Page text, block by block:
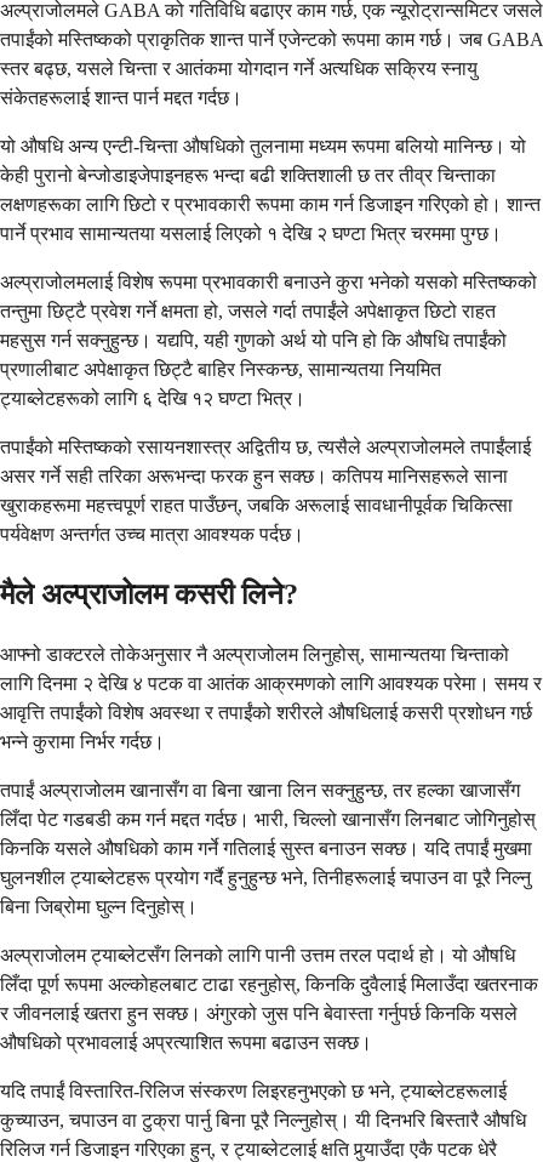
अल्प्राजोलमले GABA को गतिविधि बढाएर काम गर्छ, एक न्यूरोट्रान्समिटर जसले
तपाईंको मस्तिष्कको प्राकृतिक शान्त पार्ने एजेन्टको रूपमा काम गर्छ। जब GABA
स्तर बढ्छ, यसले चिन्ता र आतंकमा योगदान गर्ने अत्यधिक सक्रिय स्नायु
संकेतहरूलाई शान्त पार्न मद्दत गर्दछ।
यो औषधि अन्य एन्टी-चिन्ता औषधिको तुलनामा मध्यम रूपमा बलियो मानिन्छ। यो
केही पुरानो बेन्जोडाइजेपाइनहरू भन्दा बढी शक्तिशाली छ तर तीव्र चिन्ताका
लक्षणहरूका लागि छिटो र प्रभावकारी रूपमा काम गर्न डिजाइन गरिएको हो। शान्त
पार्ने प्रभाव सामान्यतया यसलाई लिएको १ देखि २ घण्टा भित्र चरममा पुग्छ।
अल्प्राजोलमलाई विशेष रूपमा प्रभावकारी बनाउने कुरा भनेको यसको मस्तिष्कको
तन्तुमा छिट्टै प्रवेश गर्ने क्षमता हो, जसले गर्दा तपाईंले अपेक्षाकृत छिटो राहत
महसुस गर्न सक्नुहुन्छ। यद्यपि, यही गुणको अर्थ यो पनि हो कि औषधि तपाईंको
प्रणालीबाट अपेक्षाकृत छिट्टै बाहिर निस्कन्छ, सामान्यतया नियमित
ट्याब्लेटहरूको लागि ६ देखि १२ घण्टा भित्र।
तपाईंको मस्तिष्कको रसायनशास्त्र अद्वितीय छ, त्यसैले अल्प्राजोलमले तपाईंलाई
असर गर्ने सही तरिका अरूभन्दा फरक हुन सक्छ। कतिपय मानिसहरूले साना
खुराकहरूमा महत्त्वपूर्ण राहत पाउँछन्, जबकि अरूलाई सावधानीपूर्वक चिकित्सा
पर्यवेक्षण अन्तर्गत उच्च मात्रा आवश्यक पर्दछ।
मैले अल्प्राजोलम कसरी लिने?
आफ्नो डाक्टरले तोकेअनुसार नै अल्प्राजोलम लिनुहोस्, सामान्यतया चिन्ताको
लागि दिनमा २ देखि ४ पटक वा आतंक आक्रमणको लागि आवश्यक परेमा। समय र
आवृत्ति तपाईंको विशेष अवस्था र तपाईंको शरीरले औषधिलाई कसरी प्रशोधन गर्छ
भन्ने कुरामा निर्भर गर्दछ।
तपाईं अल्प्राजोलम खानासँग वा बिना खाना लिन सक्नुहुन्छ, तर हल्का खाजासँग
लिँदा पेट गडबडी कम गर्न मद्दत गर्दछ। भारी, चिल्लो खानासँग लिनबाट जोगिनुहोस्
किनकि यसले औषधिको काम गर्ने गतिलाई सुस्त बनाउन सक्छ। यदि तपाईं मुखमा
घुलनशील ट्याब्लेटहरू प्रयोग गर्दै हुनुहुन्छ भने, तिनीहरूलाई चपाउन वा पूरै निल्नु
बिना जिब्रोमा घुल्न दिनुहोस्।
अल्प्राजोलम ट्याब्लेटसँग लिनको लागि पानी उत्तम तरल पदार्थ हो। यो औषधि
लिँदा पूर्ण रूपमा अल्कोहलबाट टाढा रहनुहोस्, किनकि दुवैलाई मिलाउँदा खतरनाक
र जीवनलाई खतरा हुन सक्छ। अंगुरको जुस पनि बेवास्ता गर्नुपर्छ किनकि यसले
औषधिको प्रभावलाई अप्रत्याशित रूपमा बढाउन सक्छ।
यदि तपाईं विस्तारित-रिलिज संस्करण लिइरहनुभएको छ भने, ट्याब्लेटहरूलाई
कुच्याउन, चपाउन वा टुक्रा पार्नु बिना पूरै निल्नुहोस्। यी दिनभरि बिस्तारै औषधि
रिलिज गर्न डिजाइन गरिएका हुन्, र ट्याब्लेटलाई क्षति पुर्‍याउँदा एकै पटक धेरै